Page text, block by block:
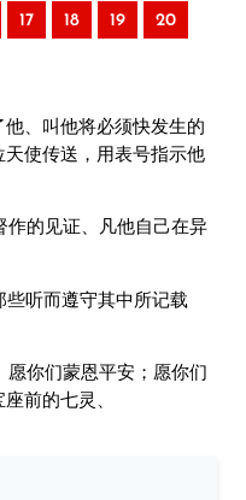
17 18 19 20
、叫他将必须快发生的
使传送，用表号指示他
的见证、凡他自己在异
听而遵守其中所记载
你们蒙恩平安；愿你们
前的七灵、